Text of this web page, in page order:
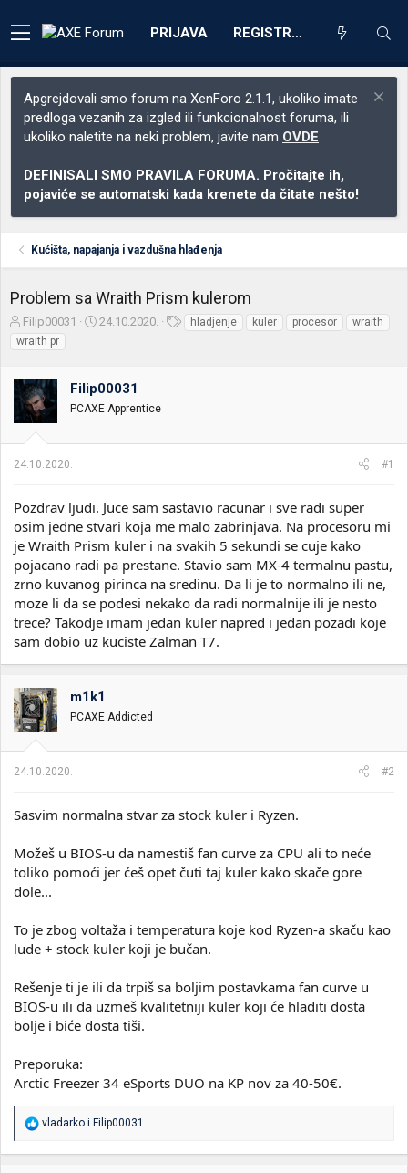
PRIJAVA REGISTRACIJA
Apgrejdovali smo forum na XenForo 2.1.1, ukoliko imate
predloga vezanih za izgled ili funkcionalnost foruma, ili
ukoliko naletite na neki problem, javite nam OVDE
DEFINISALI SMO PRAVILA FORUMA. Pročitajte ih,
pojaviće se automatski kada krenete da čitate nešto!
Kućišta, napajanja i vazdušna hlađenja
Problem sa Wraith Prism kulerom
Z
a
č
t
n
i
e
Filip00031
D
m
p
a
n
j
a
24.10.2020. hladjenje kuler procesor
wraith
wraith pr
Filip00031
PCAXE Apprentice
24.10.2020. #1
Pozdrav ljudi. Juce sam sastavio racunar i sve radi super
osim jedne stvari koja me malo zabrinjava. Na procesoru mi
je Wraith Prism kuler i na svakih 5 sekundi se cuje kako
pojacano radi pa prestane. Stavio sam MX-4 termalnu pastu,
zrno kuvanog pirinca na sredinu. Da li je to normalno ili ne,
moze li da se podesi nekako da radi normalnije ili je nesto
trece? Takodje imam jedan kuler napred i jedan pozadi koje
sam dobio uz kuciste Zalman T7.
m1k1
PCAXE Addicted
24.10.2020. #2
Sasvim normalna stvar za stock kuler i Ryzen.
Možeš u BIOS-u da namestiš fan curve za CPU ali to neće
toliko pomoći jer ćeš opet čuti taj kuler kako skače gore
dole...
To je zbog voltaža i temperatura koje kod Ryzen-a skaču kao
lude + stock kuler koji je bučan.
Rešenje ti je ili da trpiš sa boljim postavkama fan curve u
BIOS-u ili da uzmeš kvalitetniji kuler koji će hladiti dosta
bolje i biće dosta tiši.
Preporuka:
Arctic Freezer 34 eSports DUO na KP nov za 40-50€.
R
a
vladarko i Filip00031